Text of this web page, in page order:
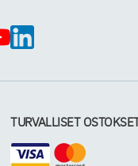
TURVALLISET